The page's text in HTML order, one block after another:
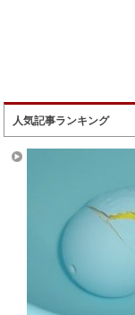
人気記事ランキング